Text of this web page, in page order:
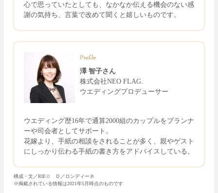
心で思っていたとしても、なかなか伝える機会のない感
謝の気持ち、言葉で改めて聞くと嬉しいものです。
澤 智子さん
株式会社NEO FLAG.
ウエディングプロデューサー
ウエディング歴16年で通算2000組のカップルをプランナ
ーや司会者としてサポート。
花嫁より、手紙の相談をされることが多く、親やゲスト
にしっかり伝わる手紙の書き方をアドバイスしている。
構成・文／RIE☆ Ｄ／ロンディーネ
※掲載されている情報は2021年5月時点のものです